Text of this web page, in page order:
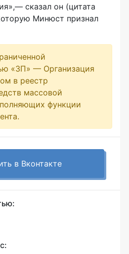
сказал он (цитата
Минюст признал
«ЗП» — Организация
в реестр
массовой
функции
в Вконтакте